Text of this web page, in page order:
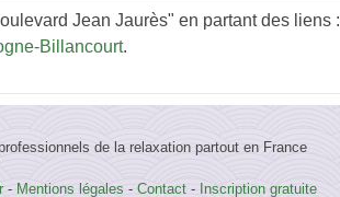
Jean Jaurès" en partant des liens :
Billancourt.
de la relaxation partout en France
- Mentions légales - Contact- Inscription gratuite